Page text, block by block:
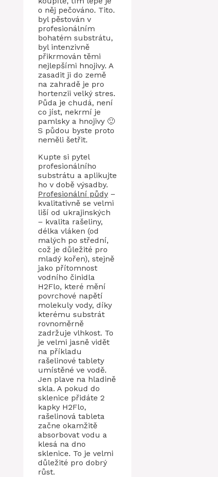
o něj pečováno. Tito.
byl pěstován v
profesionálním
bohatém substrátu,
byl intenzivně
přikrmován těmi
nejlepšími hnojivy. A
zasadit ji do země
na zahradě je pro
hortenzii velký stres.
Půda je chudá, není
co jíst, nekrmí je
pamlsky a hnojivy 🙂
S půdou byste proto
neměli šetřit.
Kupte si pytel
profesionálního
substrátu a aplikujte
ho v době výsadby.
Profesionální půdy –
kvalitativně se velmi
liší od ukrajinských
– kvalita rašeliny,
délka vláken (od
malých po střední,
což je důležité pro
mladý kořen), stejně
jako přítomnost
vodního činidla
H2Flo, které mění
povrchové napětí
molekuly vody, díky
kterému substrát
rovnoměrně
zadržuje vlhkost. To
je velmi jasně vidět
na příkladu
rašelinové tablety
umístěné ve vodě.
Jen plave na hladině
skla. A pokud do
sklenice přidáte 2
kapky H2Flo,
rašelinová tableta
začne okamžitě
absorbovat vodu a
klesá na dno
sklenice. To je velmi
důležité pro dobrý
růst.